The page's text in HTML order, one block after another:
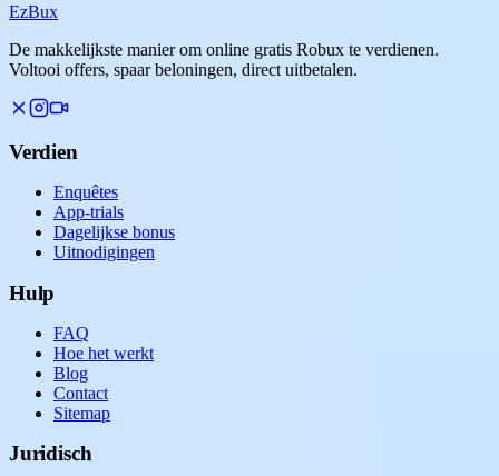
EzBux
De makkelijkste manier om online gratis Robux te verdienen.
Voltooi offers, spaar beloningen, direct uitbetalen.
Verdien
Enquêtes
App-trials
Dagelijkse bonus
Uitnodigingen
Hulp
FAQ
Hoe het werkt
Blog
Contact
Sitemap
Juridisch